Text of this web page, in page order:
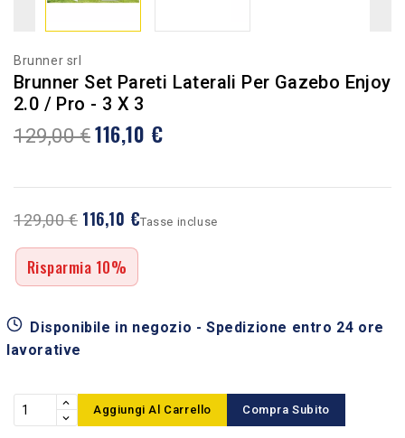
Brunner srl
Brunner Set Pareti Laterali Per Gazebo Enjoy
2.0 / Pro - 3 X 3
129,00 € 116,10 €
129,00 € 116,10 €
Risparmia 10%
Tasse incluse
Disponibile in negozio - Spedizione entro 24 ore
lavorative
Aggiungi Al Carrello Compra Subito